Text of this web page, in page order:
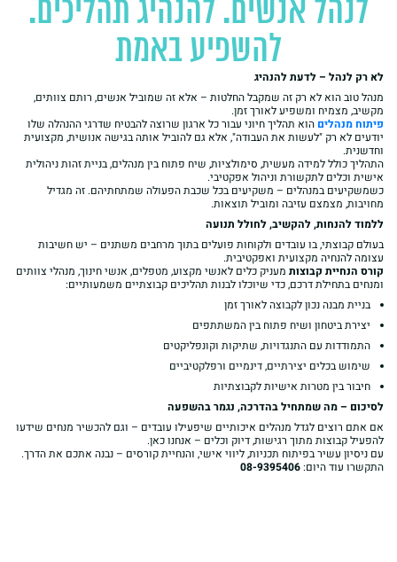
לנהל אנשים. להנהיג תהליכים.
להשפיע באמת
לא רק לנהל – לדעת להנהיג
מנהל טוב הוא לא רק זה שמקבל החלטות – אלא זה שמוביל אנשים, רותם צוותים,
מקשיב, מצמיח ומשפיע לאורך זמן.
פיתוח מנהלים הוא תהליך חיוני עבור כל ארגון שרוצה להבטיח שדרגי ההנהלה שלו
יודעים לא רק "לעשות את העבודה", אלא גם להוביל אותה בגישה אנושית, מקצועית
וחדשנית.
התהליך כולל למידה מעשית, סימולציות, שיח פתוח בין מנהלים, בניית זהות ניהולית
אישית וכלים לתקשורת וניהול אפקטיבי.
כשמשקיעים במנהלים – משקיעים בכל שכבת הפעולה שמתחתיהם. זה מגדיל
מחויבות, מצמצם עזיבה ומוביל תוצאות.
ללמוד להנחות, להקשיב, לחולל תנועה
בעולם קבוצתי, בו עובדים ולקוחות פועלים בתוך מרחבים משתנים – יש חשיבות
עצומה להנחיה מקצועית ואפקטיבית.
קורס הנחיית קבוצות מעניק כלים לאנשי מקצוע, מטפלים, אנשי חינוך, מנהלי צוותים
ומנחים בתחילת דרכם, כדי שיוכלו לבנות תהליכים קבוצתיים משמעותיים:
בניית מבנה נכון לקבוצה לאורך זמן
יצירת ביטחון ושיח פתוח בין המשתתפים
התמודדות עם התנגדויות, שתיקות וקונפליקטים
שימוש בכלים יצירתיים, דינמיים ורפלקטיביים
חיבור בין מטרות אישיות לקבוצתיות
לסיכום – מה שמתחיל בהדרכה, נגמר בהשפעה
אם אתם רוצים לגדל מנהלים איכותיים שיפעילו עובדים – וגם להכשיר מנחים שידעו
להפעיל קבוצות מתוך רגישות, דיוק וכלים – אנחנו כאן.
עם ניסיון עשיר בפיתוח תכניות, ליווי אישי, והנחיית קורסים – נבנה אתכם את הדרך.
התקשרו עוד היום:08-9395406